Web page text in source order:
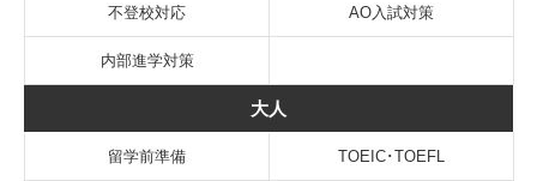
不登校対応 AO入試対策
内部進学対策
大人
留学前準備 TOEIC･TOEFL